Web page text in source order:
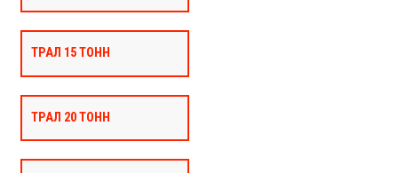
ТРАЛ 15 ТОНН
ТРАЛ 20 ТОНН